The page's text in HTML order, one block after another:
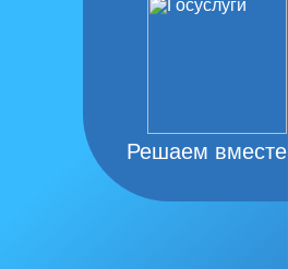
Решаем вместе